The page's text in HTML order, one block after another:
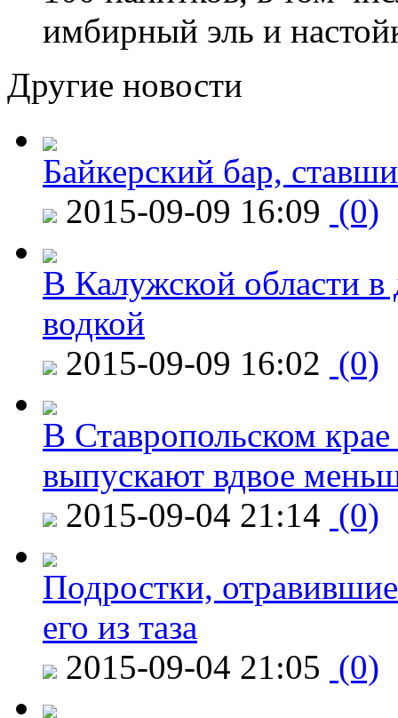
имбирный эль и
Другие новости
Байкерский бар,
2015-09-09 16:09 (0)
В Калужской области в
водкой
2015-09-09 16:02 (0)
В Ставропольском
выпускают вдвое
2015-09-04 21:14 (0)
Подростки,
его из таза
2015-09-04 21:05 (0)